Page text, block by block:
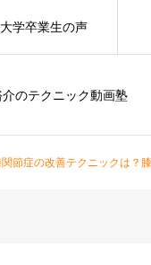
介のテクニック動画塾
学卒業生の声
節症の改善テクニックは？